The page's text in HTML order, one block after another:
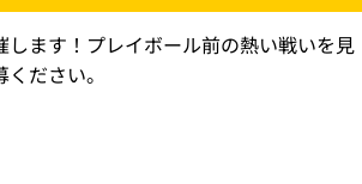
ます！プレイボール前の熱い戦いを見
ださい。